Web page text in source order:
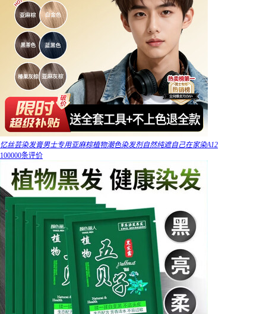
忆丝芸染发膏男士专用亚麻棕植物潮色染发剂自然纯遮自己在家染A12
100000条评价